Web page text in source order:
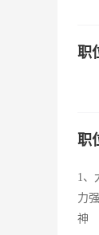
职
职
1、
力
神